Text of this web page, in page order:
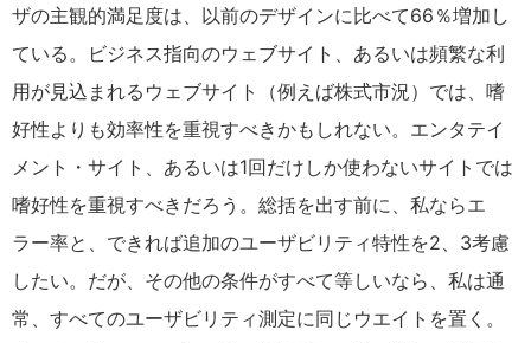
ザの主観的満足度は、以前のデザインに比べて66％増加し
ている。ビジネス指向のウェブサイト、あるいは頻繁な利
用が見込まれるウェブサイト（例えば株式市況）では、嗜
好性よりも効率性を重視すべきかもしれない。エンタテイ
メント・サイト、あるいは1回だけしか使わないサイトでは
嗜好性を重視すべきだろう。総括を出す前に、私ならエ
ラー率と、できれば追加のユーザビリティ特性を2、3考慮
したい。だが、その他の条件がすべて等しいなら、私は通
常、すべてのユーザビリティ測定に同じウエイトを置く。